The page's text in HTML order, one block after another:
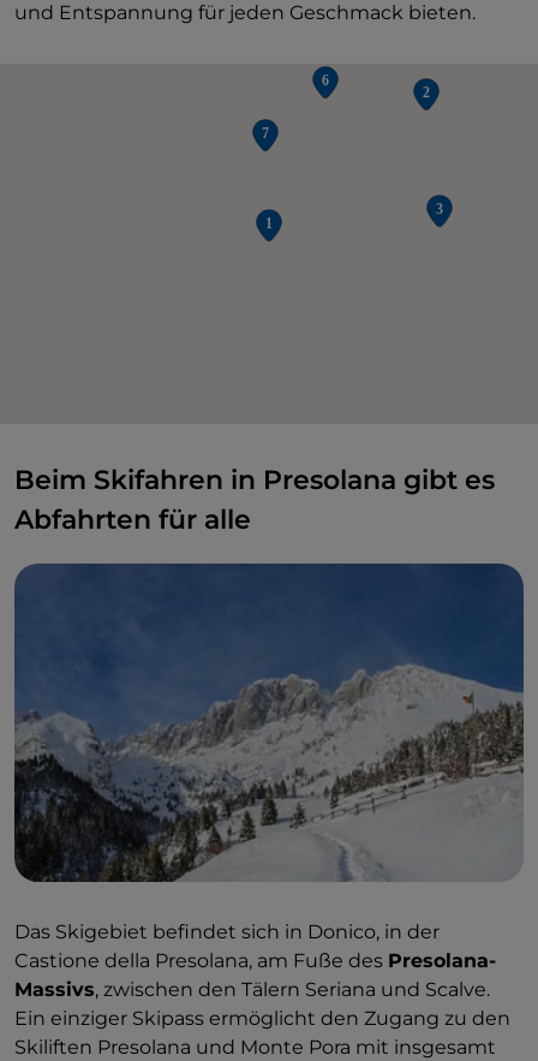
und Entspannung für jeden Geschmack bieten.
Beim Skifahren in Presolana gibt es
Abfahrten für alle
Das Skigebiet befindet sich in Donico, in der
Castione della Presolana, am Fuße des Presolana-
Massivs, zwischen den Tälern Seriana und Scalve.
Ein einziger Skipass ermöglicht den Zugang zu den
Skiliften Presolana und Monte Pora mit insgesamt